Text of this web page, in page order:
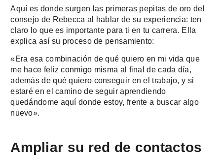
Aquí es donde surgen las primeras pepitas de oro del
consejo de Rebecca al hablar de su experiencia: ten
claro lo que es importante para ti en tu carrera. Ella
explica así su proceso de pensamiento:
«Era esa combinación de qué quiero en mi vida que
me hace feliz conmigo misma al final de cada día,
además de qué quiero conseguir en el trabajo, y si
estaré en el camino de seguir aprendiendo
quedándome aquí donde estoy, frente a buscar algo
nuevo».
Ampliar su red de contactos